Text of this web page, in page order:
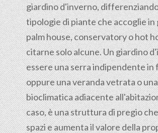
giardino d'inverno,
tipologie di piante che accoglie in
palm house, conservatory o hot
citarne solo alcune. Un giardino
essere una serra indipendente
oppure una veranda vetrata o
bioclimatica adiacente
caso, è una struttura di pregio
spazi e aumenta il valore della